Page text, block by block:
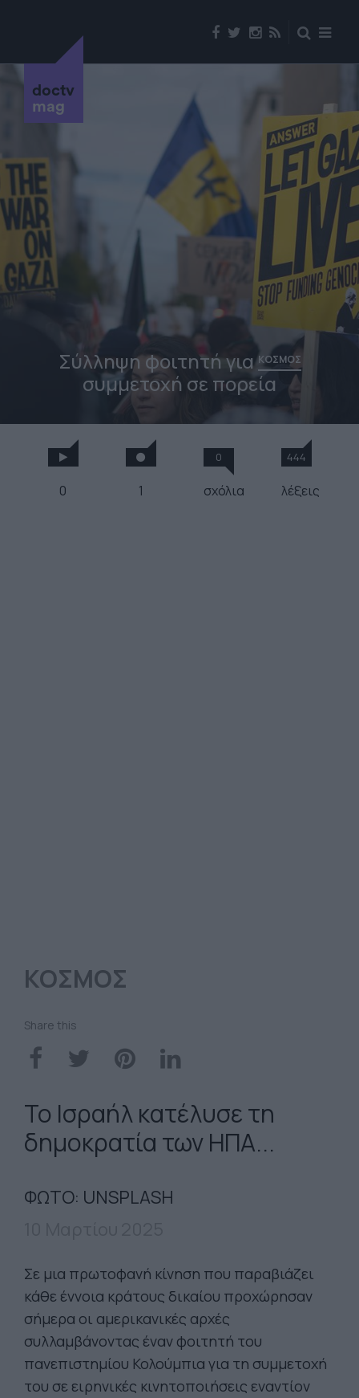
doctv
mag
Σύλληψη φοιτητή γιαΚΟΣΜΟΣ
συμμετοχή σε πορεία
0 1
0
σχόλια
444
λέξεις
ΚΟΣΜΟΣ
Share this
Το Ισραήλ κατέλυσε τη
δημοκρατία των ΗΠΑ...
ΦΩΤΟ: UNSPLASH
Σε μια πρωτοφανή κίνηση που παραβιάζει
κάθε έννοια κράτους δικαίου προχώρησαν
σήμερα οι αμερικανικές αρχές
συλλαμβάνοντας έναν φοιτητή του
πανεπιστημίου Κολούμπια για τη συμμετοχή
του σε ειρηνικές κινητοποιήσεις εναντίον